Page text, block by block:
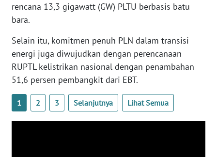
rencana 13,3 gigawatt (GW) PLTU berbasis batu
bara.
Selain itu, komitmen penuh PLN dalam transisi
energi juga diwujudkan dengan perencanaan
RUPTL kelistrikan nasional dengan penambahan
51,6 persen pembangkit dari EBT.
1 2 3 Selanjutnya Lihat Semua
WN
SULTENG
WN
SULBAR
WN
BABEL
WN